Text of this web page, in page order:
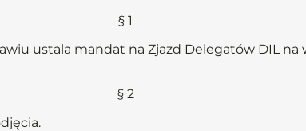
§ 1
ustala mandat na Zjazd Delegatów DIL
§ 2